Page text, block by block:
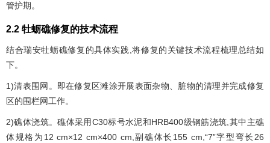
管护期。
2.2 牡蛎礁修复的技术流程
结合瑞安牡蛎礁修复的具体实践,将修复的关键技术流程梳理总结如
下。
1)清表围网。即在修复区滩涂开展表面杂物、脏物的清理并完成修复
区的围栏网工作。
2)礁体浇筑。礁体采用C30标号水泥和HRB400级钢筋浇筑,其中主礁
体规格为12 cm×12 cm×400 cm,副礁体长155 cm,“7”字型弯长26